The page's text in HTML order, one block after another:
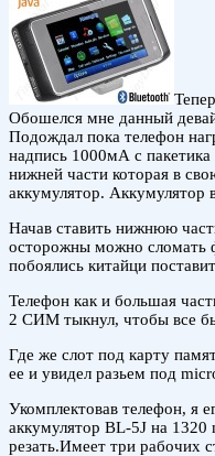
Обошелся мне данный
Подождал пока телефон
надпись 1000мА с пакетика
нижней части которая в
аккумулятор. Аккумулятор
Начав ставить нижнюю
осторожны можно сломать
побоялись китайци
Телефон как и большая
2 СИМ тыкнул, чтобы все
Где же слот под карту
ее и увидел разьем под
Укомплектовав телефон, я
аккумулятор BL-5J на
резать.Имеет три рабочих